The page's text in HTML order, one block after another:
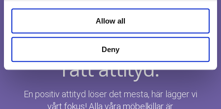
Allow all
Deny
Medarbetare med
rätt attityd.
En positiv attityd löser det mesta, här lägger vi
vårt fokus! Alla våra möbelkillar är